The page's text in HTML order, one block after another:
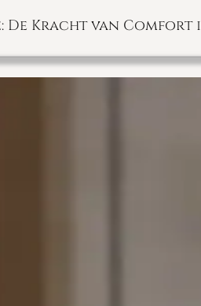
Kracht van Comfort